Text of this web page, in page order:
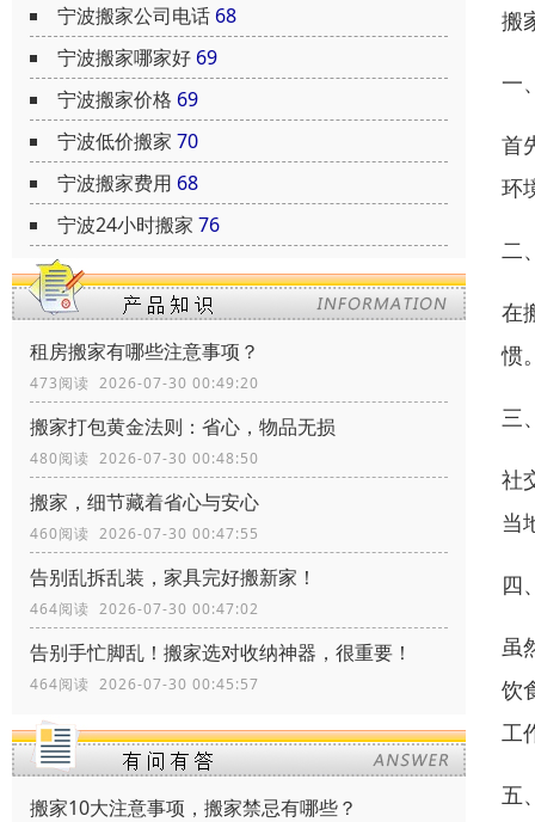
宁波搬家公司电话 68
宁波搬家哪家好 69
宁波搬家价格 69
宁波低价搬家 70
宁波搬家费用 68
宁波24小时搬家 76
租房搬家有哪些注意事项？
473阅读 2026-07-30 00:49:20
搬家打包黄金法则：省心，物品无损
480阅读 2026-07-30 00:48:50
搬家，细节藏着省心与安心
460阅读 2026-07-30 00:47:55
告别乱拆乱装，家具完好搬新家！
464阅读 2026-07-30 00:47:02
告别手忙脚乱！搬家选对收纳神器，很重要！
464阅读 2026-07-30 00:45:57
搬家10大注意事项，搬家禁忌有哪些？
搬
一
首
环
二
在
惯
三
社
当
四
虽
饮
工
五